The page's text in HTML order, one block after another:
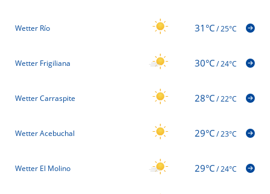
Wetter Río 31°C/25°C
Wetter Frigiliana 30°C/24°C
Wetter Carraspite 28°C/22°C
Wetter Acebuchal 29°C/23°C
Wetter El Molino 29°C/24°C